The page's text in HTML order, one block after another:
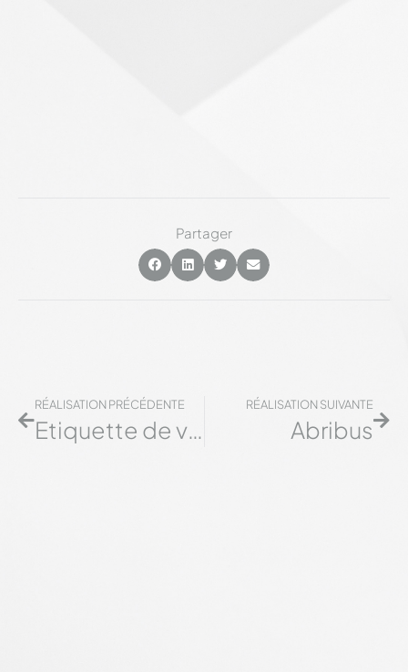
Partager
RÉALISATION PRÉCÉDENTE
Etiquette de vin – Troteligotte
RÉALISATION SUIVANTE
Abribus